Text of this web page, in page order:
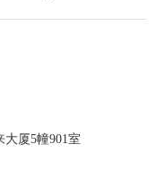
厦5幢901室